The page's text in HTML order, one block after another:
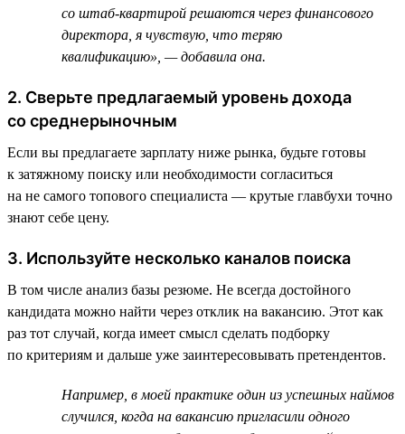
со штаб-квартирой решаются через финансового
директора, я чувствую, что теряю
квалификацию», — добавила она.
2. Сверьте предлагаемый уровень дохода
со среднерыночным
Если вы предлагаете зарплату ниже рынка, будьте готовы
к затяжному поиску или необходимости согласиться
на не самого топового специалиста — крутые главбухи точно
знают себе цену.
3. Используйте несколько каналов поиска
В том числе анализ базы резюме. Не всегда достойного
кандидата можно найти через отклик на вакансию. Этот как
раз тот случай, когда имеет смысл сделать подборку
по критериям и дальше уже заинтересовывать претендентов.
Например, в моей практике один из успешных наймов
случился, когда на вакансию пригласили одного